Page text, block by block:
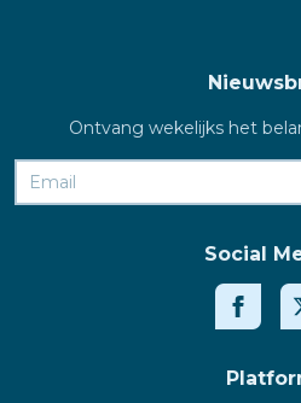
Ontvang wekelijks het
Social